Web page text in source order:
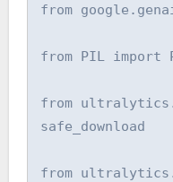
from
from PIL import
from
safe_download
from